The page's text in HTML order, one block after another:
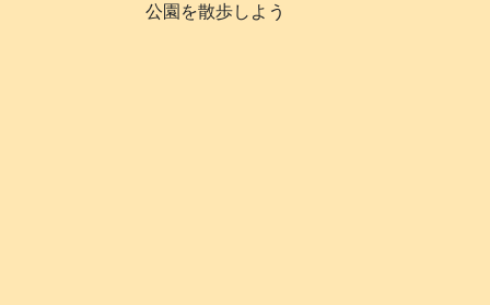
公園を散歩しよう